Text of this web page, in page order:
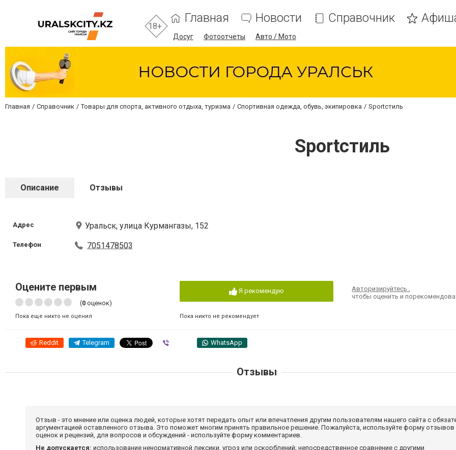
18+
Главная Новости Справочник
Досуг Фотоотчеты Авто / Мото
Главная Справочник Товары для спорта, активного отдыха, туризма Спортивная одежда, обувь, экипировка Sportстиль
Sportстиль
Описание Отзывы
Адрес Уральск, улица Курмангазы, 152
Телефон 7051478503
Оцените первым
(0 оценок)
Пока еще никто не оценил
Я рекомендую
Пока никто не рекомендует
Авторизируйтесь,
чтобы оценить и
Reddit Telegram WhatsApp
Отзывы
Отзыв - это мнение или оценка людей, которые хотят передать опыт или впечатления другим пользователям нашего сайта с
аргументацией оставленного отзыва. Это поможет многим принять правильное решение. Пожалуйста, используйте форму отзывов
оценок и рецензий, для вопросов и обсуждений - используйте форму комментариев.
Не допускается: использование ненормативной лексики, угроз или оскорблений; непосредственное сравнение с другими